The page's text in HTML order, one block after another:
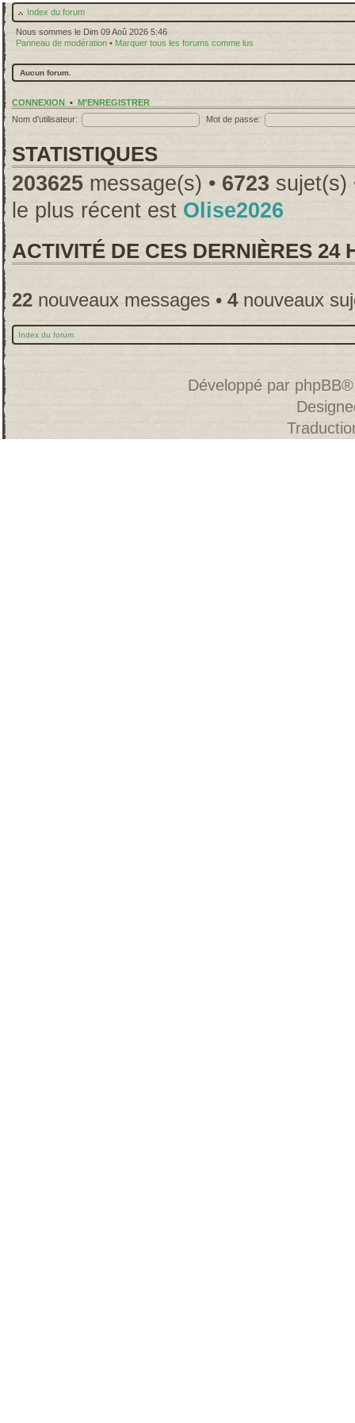
Index du forum
Nous sommes le Dim 09 Aoû 2026 5:46
Panneau de modération • Marquer tous les forums comme lus
Aucun forum.
CONNEXION • M’ENREGISTRER
Nom d’utilisateur:
Mot de passe:
STATISTIQUES
203625 message(s) • 6723 sujet(s)
le plus récent est Olise2026
ACTIVITÉ DE CES DERNIÈRES 24
22 nouveaux messages • 4nouveaux
Index du forum
Développé par phpBB®